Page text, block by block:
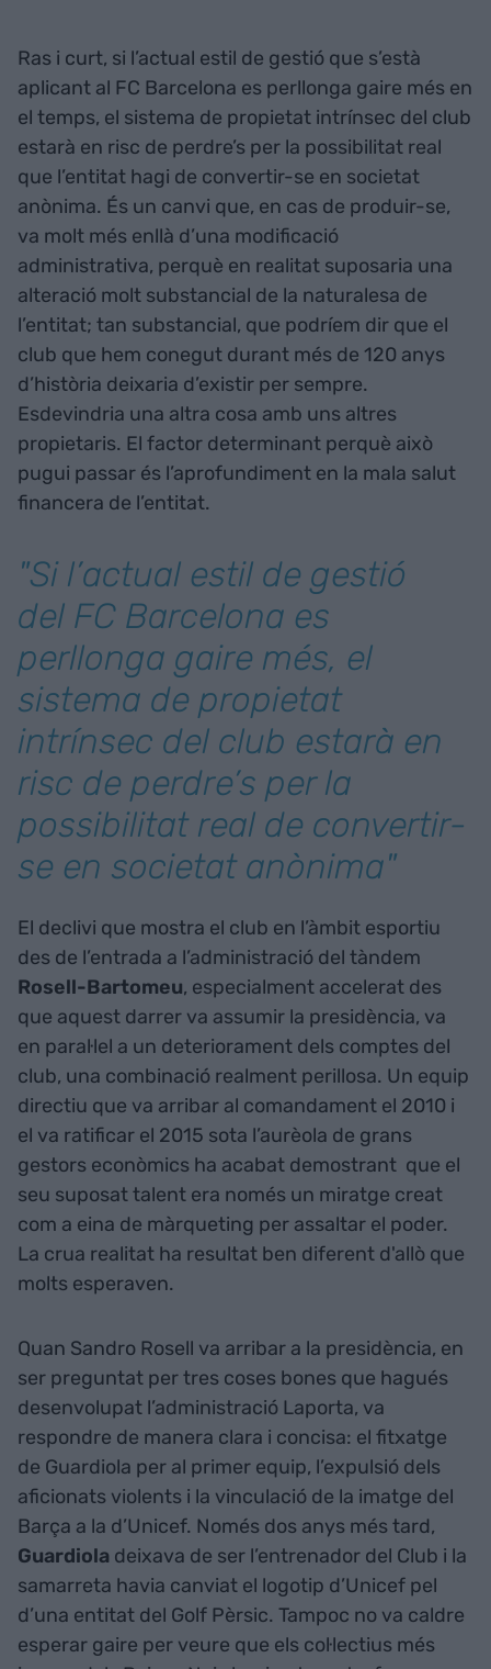
Ras i curt, si l’actual estil de gestió que s’està
aplicant al FC Barcelona es perllonga gaire més en
el temps, el sistema de propietat intrínsec del club
estarà en risc de perdre’s per la possibilitat real
que l’entitat hagi de convertir-se en societat
anònima. És un canvi que, en cas de produir-se,
va molt més enllà d’una modificació
administrativa, perquè en realitat suposaria una
alteració molt substancial de la naturalesa de
l’entitat; tan substancial, que podríem dir que el
club que hem conegut durant més de 120 anys
d’història deixaria d’existir per sempre.
Esdevindria una altra cosa amb uns altres
propietaris. El factor determinant perquè això
pugui passar és l’aprofundiment en la mala salut
financera de l’entitat.
"Si l’actual estil de gestió
del FC Barcelona es
perllonga gaire més, el
sistema de propietat
intrínsec del club estarà en
risc de perdre’s per la
possibilitat real de convertir-
se en societat anònima"
El declivi que mostra el club en l’àmbit esportiu
des de l’entrada a l’administració del tàndem
Rosell-Bartomeu, especialment accelerat des
que aquest darrer va assumir la presidència, va
en paral·lel a un deteriorament dels comptes del
club, una combinació realment perillosa. Un equip
directiu que va arribar al comandament el 2010 i
el va ratificar el 2015 sota l’aurèola de grans
gestors econòmics ha acabat demostrant que el
seu suposat talent era només un miratge creat
com a eina de màrqueting per assaltar el poder.
La crua realitat ha resultat ben diferent d'allò que
molts esperaven.
Quan Sandro Rosell va arribar a la presidència, en
ser preguntat per tres coses bones que hagués
desenvolupat l’administració Laporta, va
respondre de manera clara i concisa: el fitxatge
de Guardiola per al primer equip, l’expulsió dels
aficionats violents i la vinculació de la imatge del
Barça a la d’Unicef. Només dos anys més tard,
Guardiola deixava de ser l’entrenador del Club i la
samarreta havia canviat el logotip d’Unicef pel
d’una entitat del Golf Pèrsic. Tampoc no va caldre
esperar gaire per veure que els col·lectius més